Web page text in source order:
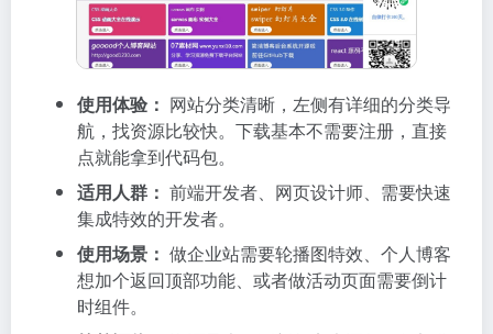
使用体验： 网站分类清晰，左侧有详细的分类导
航，找资源比较快。下载基本不需要注册，直接
点就能拿到代码包。
适用人群： 前端开发者、网页设计师、需要快速
集成特效的开发者。
使用场景： 做企业站需要轮播图特效、个人博客
想加个返回顶部功能、或者做活动页面需要倒计
时组件。